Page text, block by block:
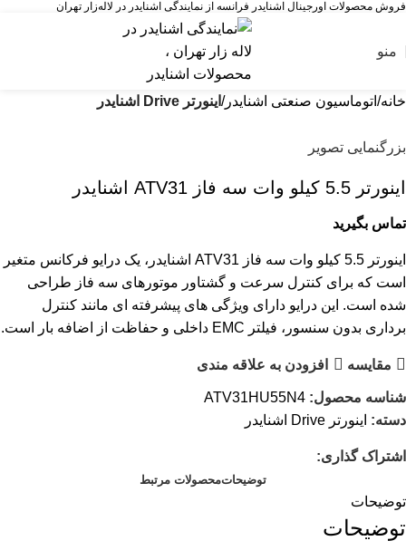
فروش محصولات اورجینال اشنایدر فرانسه از نمایندگی اشنایدر در لاله‌زار تهران
منو
خانه اتوماسیون صنعتی اشنایدر اینورتر Drive اشنایدر
بزرگنمایی تصویر
اینورتر 5.5 کيلو وات سه فاز ATV31 اشنایدر
تماس بگیرید
اینورتر 5.5 کیلو وات سه فاز ATV31 اشنایدر، یک درایو فرکانس متغیر
است که برای کنترل سرعت و گشتاور موتورهای سه فاز طراحی
شده است. این درایو دارای ویژگی های پیشرفته ای مانند کنترل
برداری بدون سنسور، فیلتر EMC داخلی و حفاظت از اضافه بار است.
مقایسه افزودن به علاقه مندی
شناسه محصول: ATV31HU55N4
دسته: اینورتر Drive اشنایدر
اشتراک گذاری:
توضیحاتمحصولات مرتبط
توضیحات
توضیحات